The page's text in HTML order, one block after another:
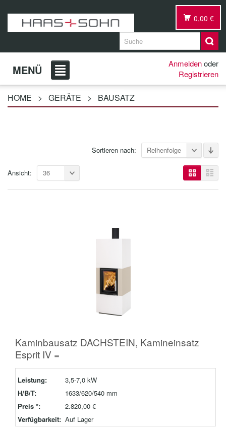
0,00 €
MENÜ Anmeldenoder
Registrieren
HOME > GERÄTE > BAUSATZ
Sortieren nach: Reihenfolge
Ansicht: 36
Kaminbausatz DACHSTEIN, Kamineinsatz
Esprit IV =
Leistung:
3,5-7,0 kW
H/B/T:
1633/620/540 mm
Preis *:
2.820,00 €
Verfügbarkeit: Auf Lager